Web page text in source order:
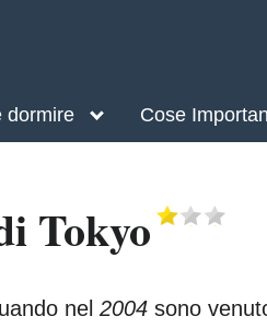
dormire Cose
Tokyo
nel 2004 sono